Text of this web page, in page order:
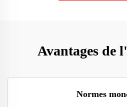
Avantages de
Normes